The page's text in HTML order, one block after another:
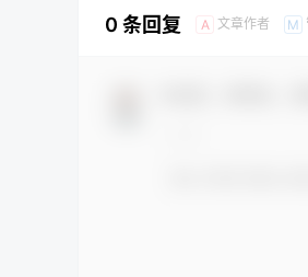
0 条回复 A 文章作者 M